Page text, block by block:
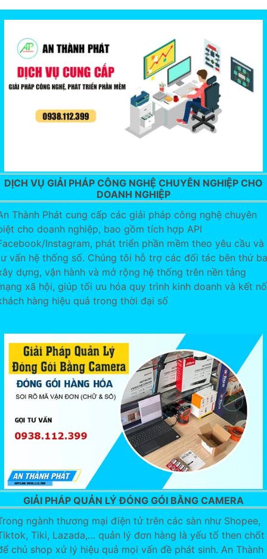
DỊCH VỤ GIẢI PHÁP CÔNG NGHỆ CHUYÊN NGHIỆP CHO
DOANH NGHIỆP
Thành Phát cung cấp các giải pháp công nghệ chuyên
cho doanh nghiệp, bao gồm tích hợp API
Instagram, phát triển phần mềm theo yêu cầu và
vấn hệ thống số. Chúng tôi hỗ trợ các đối tác bên thứ ba
dựng, vận hành và mở rộng hệ thống trên nền tảng
xã hội, giúp tối ưu hóa quy trình kinh doanh và kết
hàng hiệu quả trong thời đại số
GIẢI PHÁP QUẢN LÝ ĐÓNG GÓI BẰNG CAMERA
ngành thương mại điện tử trên các sàn như Shopee,
Tiki, Lazada,… quản lý đơn hàng là yếu tố then chốt
chủ shop xử lý hiệu quả mọi vấn đề phát sinh. An Thành